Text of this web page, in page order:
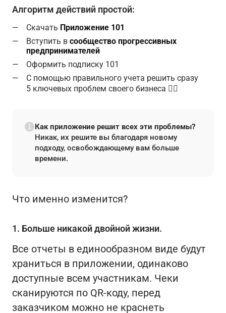
Алгоритм действий простой:
Скачать Приложение 101
Вступить в сообщество прогрессивных
предпринимателей
Оформить подписку 101
С помощью правильного учета решить сразу
5 ключевых проблем своего бизнеса 👇🏼
Как приложение решит всех эти проблемы?
Никак, их решите вы благодаря новому
подходу, освобождающему вам больше
времени.
Что именно изменится?
1. Больше никакой двойной жизни.
Все отчеты в единообразном виде будут
храниться в приложении, одинаково
доступные всем участникам. Чеки
сканируются по QR-коду, перед
заказчиком можно не краснеть